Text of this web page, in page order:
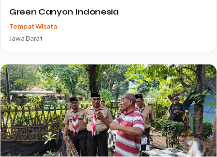
Green Canyon Indonesia
Tempat Wisata
Jawa Barat